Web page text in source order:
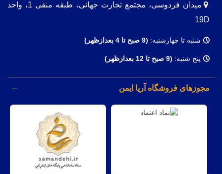
میدان فردوسی، مجتمع تجارت جهانی، طبقه منفی 1، واحد
19D
شنبه تا چهارشنبه: (9 صبح تا 4 بعدازظهر)
پنج شنبه: (9 صبح تا 12 بعدازظهر)
مجوزهای فروشگاه آریا ایمن